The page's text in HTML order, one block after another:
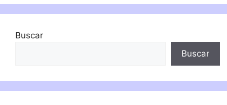
Buscar
Buscar